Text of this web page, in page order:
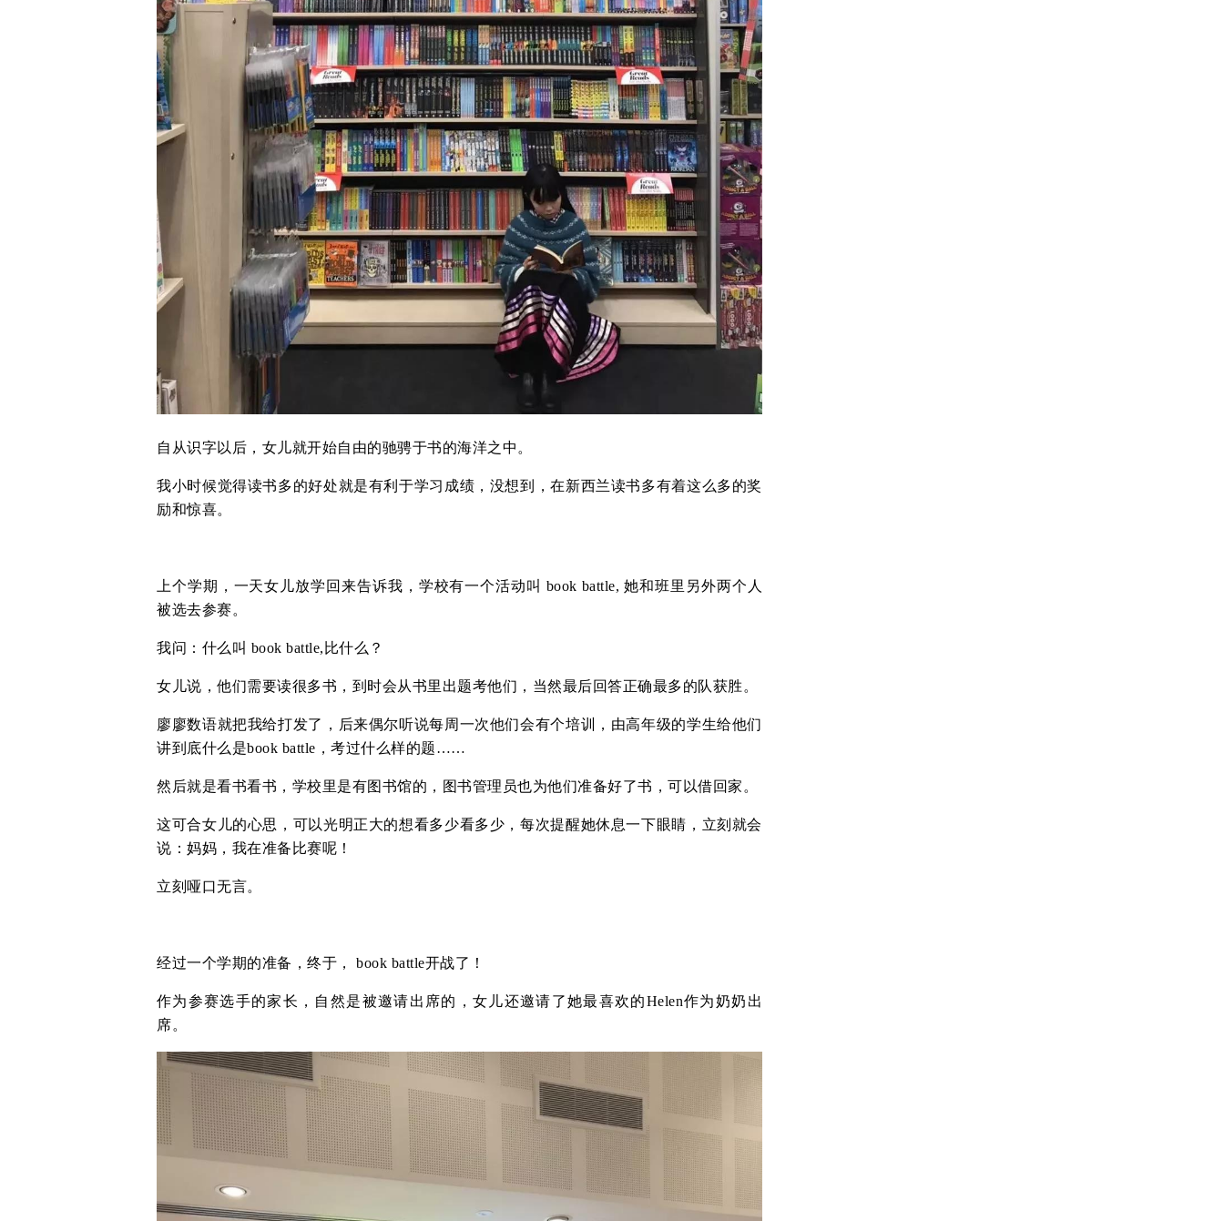
自从识字以后，女儿就开始自由的驰骋于书的海洋之中。
我小时候觉得读书多的好处就是有利于学习成绩，没想到，在新西兰读书多有着这么多的奖
励和惊喜。
上个学期，一天女儿放学回来告诉我，学校有一个活动叫 book battle, 她和班里另外两个人
被选去参赛。
我问：什么叫 book battle,比什么？
女儿说，他们需要读很多书，到时会从书里出题考他们，当然最后回答正确最多的队获胜。
廖廖数语就把我给打发了，后来偶尔听说每周一次他们会有个培训，由高年级的学生给他们
讲到底什么是book battle，考过什么样的题……
然后就是看书看书，学校里是有图书馆的，图书管理员也为他们准备好了书，可以借回家。
这可合女儿的心思，可以光明正大的想看多少看多少，每次提醒她休息一下眼睛，立刻就会
说：妈妈，我在准备比赛呢！
立刻哑口无言。
经过一个学期的准备，终于， book battle开战了！
作为参赛选手的家长，自然是被邀请出席的，女儿还邀请了她最喜欢的Helen作为奶奶出
席。